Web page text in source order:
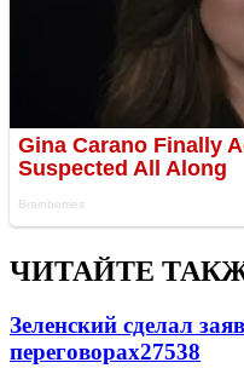
ЧИТАЙТЕ
Зеленский сделал
переговорах27538